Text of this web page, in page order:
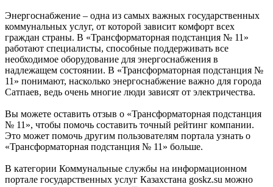
Энергоснабжение – одна из самых важных государственных
коммунальных услуг, от которой зависит комфорт всех
граждан страны. В «Трансформаторная подстанция № 11»
работают специалисты, способные поддерживать все
необходимое оборудование для энергоснабжения в
надлежащем состоянии. В «Трансформаторная подстанция №
11» понимают, насколько энергоснабжение важно для города
Сатпаев, ведь очень многие люди зависят от электричества.
Вы можете оставить отзыв о «Трансформаторная подстанция
№ 11», чтобы помочь составить точный рейтинг компании.
Это может помочь другим пользователям портала узнать о
«Трансформаторная подстанция № 11» больше.
В категории Коммунальные службы на информационном
портале государственных услуг Казахстана goskz.su можно